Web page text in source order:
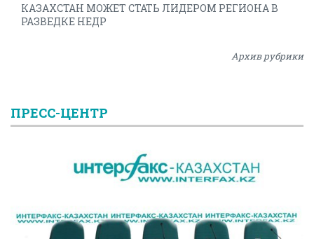
КАЗАХСТАН МОЖЕТ СТАТЬ ЛИДЕРОМ РЕГИОНА В
РАЗВЕДКЕ НЕДР
Архив рубрики
ПРЕСС-ЦЕНТР